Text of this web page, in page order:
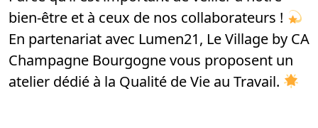
bien-être et à ceux de nos collaborateurs !
En partenariat avec Lumen21, Le Village by CA
Champagne Bourgogne vous proposent un
atelier dédié à la Qualité de Vie au Travail.